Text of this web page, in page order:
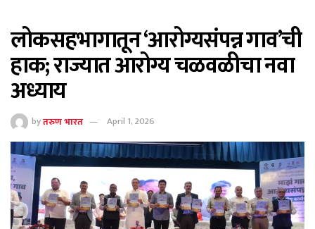
लोकसहभागातून ‘आरोग्यसंपन्न गाव’ची
हाक; राज्यात आरोग्य चळवळीचा नवा
अध्याय
byतरुण भारत April 1, 2026